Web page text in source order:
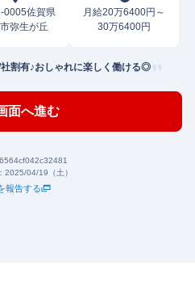
0005佐賀県
弥生が丘
月給20万6400円～
30万6400円
社割有♪おしゃれに楽しく働ける◎
面へ進む
2025/04/19（土）
報告する